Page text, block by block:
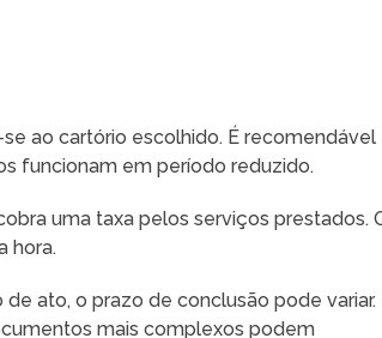
ao cartório escolhido. É recomendável
funcionam em período reduzido.
uma taxa pelos serviços prestados.
hora.
ato, o prazo de conclusão pode variar.
mais complexos podem